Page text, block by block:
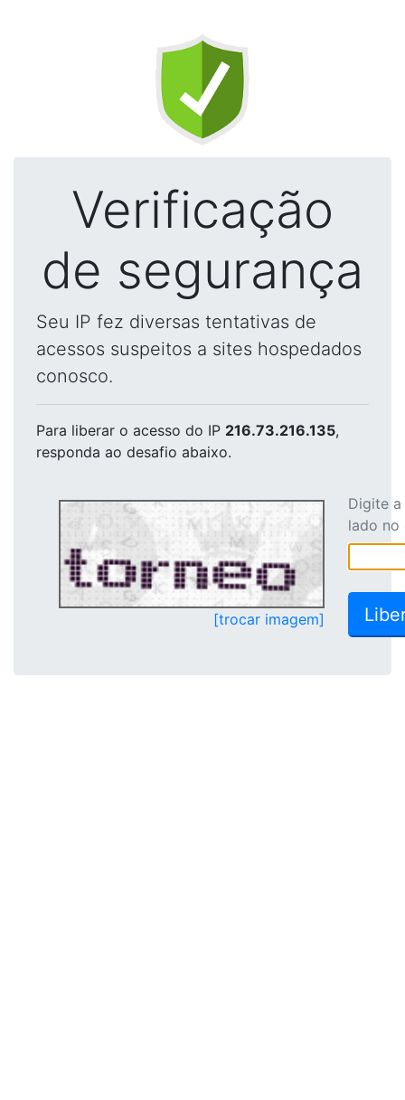
Verificação
de segurança
Seu IP fez diversas tentativas de
acessos suspeitos a sites hospedados
conosco.
Para liberar o acesso do IP 216.73.216.135,
responda ao desafio abaixo.
[trocar imagem]
Digite
lado no